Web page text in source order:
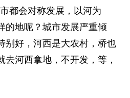
都会对称发展，以河为
的地呢？城市发展严重倾
别好，河西是大农村，桥也
河西拿地，不开发，等，